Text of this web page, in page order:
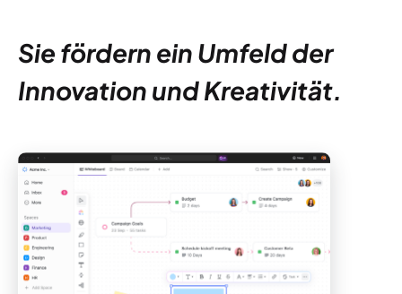
Sie fördern ein Umfeld der
Innovation und Kreativität.